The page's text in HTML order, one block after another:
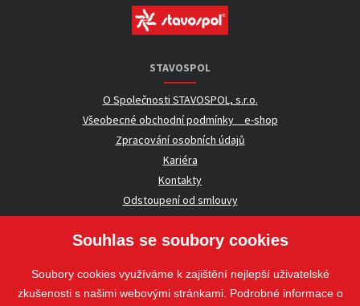
STAVOSPOL
O Společnosti STAVOSPOL, s.r.o.
Všeobecné obchodní podmínky _ e-shop
Zpracování osobních údajů
Kariéra
Kontakty
Odstoupení od smlouvy
UŽITEČNÉ INFORMACE
Nezávazná poptávka
Whistleblowing
Souhlas se soubory cookies
Soubory cookies využíváme k zajištění nejlepší uživatelské
zkušenosti s našimi webovými stránkami. Podrobné informace o